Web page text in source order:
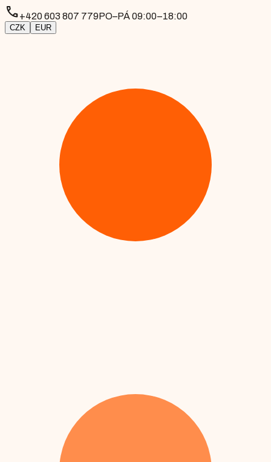
phone+420 603 807 779PO–PÁ 09:00–18:00
CZK EUR